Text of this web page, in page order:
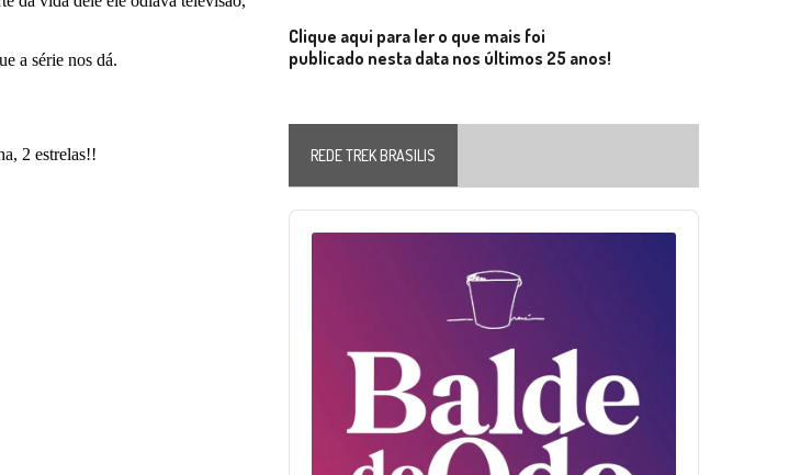
Clique aqui para ler o que mais foi
publicado nesta data nos últimos 25 anos!
REDE TREK BRASILIS
Audio
Player